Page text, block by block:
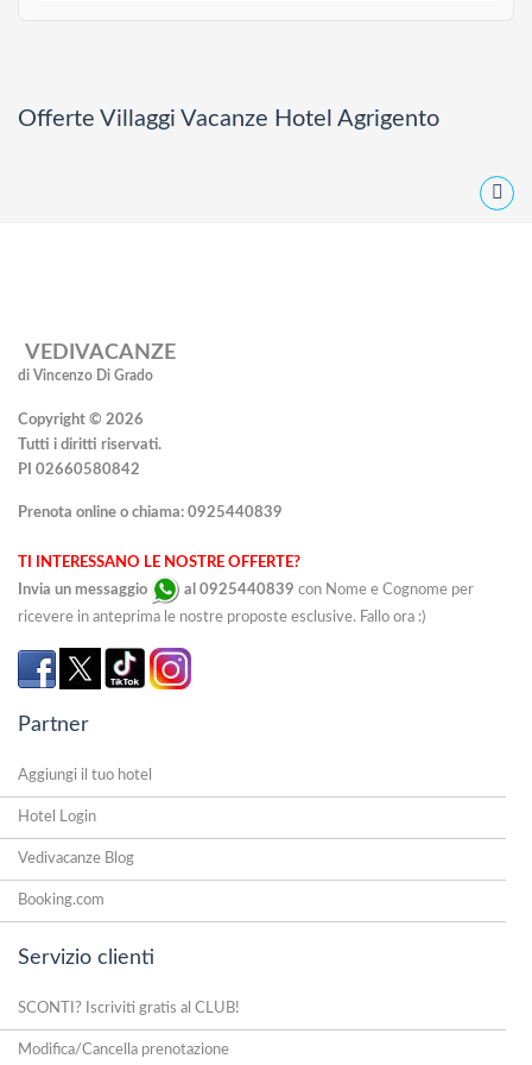
Offerte Villaggi Vacanze Hotel Agrigento
VEDIVACANZE
di Vincenzo Di Grado
Copyright © 2026
Tutti i diritti riservati.
PI 02660580842
Prenota online o chiama: 0925440839
TI INTERESSANO LE NOSTRE OFFERTE?
Invia un messaggio
al 0925440839 con Nome e Cognome per
ricevere in anteprima le nostre proposte esclusive. Fallo ora :)
Partner
Aggiungi il tuo hotel
Hotel Login
Vedivacanze Blog
Booking.com
Servizio clienti
SCONTI? Iscriviti gratis al CLUB!
Modifica/Cancella prenotazione